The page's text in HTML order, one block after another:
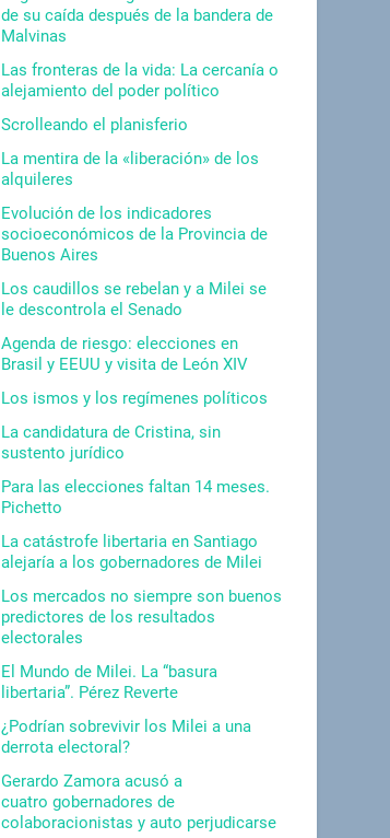
de su caída después de la bandera de
Malvinas
Las fronteras de la vida: La cercanía o
alejamiento del poder político
Scrolleando el planisferio
La mentira de la «liberación» de los
alquileres
Evolución de los indicadores
socioeconómicos de la Provincia de
Buenos Aires
Los caudillos se rebelan y a Milei se
le descontrola el Senado
Agenda de riesgo: elecciones en
Brasil y EEUU y visita de León XIV
Los ismos y los regímenes políticos
La candidatura de Cristina, sin
sustento jurídico
Para las elecciones faltan 14 meses.
Pichetto
La catástrofe libertaria en Santiago
alejaría a los gobernadores de Milei
Los mercados no siempre son buenos
predictores de los resultados
electorales
El Mundo de Milei. La “basura
libertaria”. Pérez Reverte
¿Podrían sobrevivir los Milei a una
derrota electoral?
Gerardo Zamora acusó a
cuatro gobernadores de
colaboracionistas y auto perjudicarse